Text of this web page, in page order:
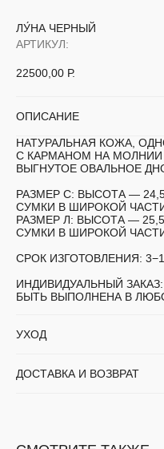
ЛУ́НА ЧЕРНЫЙ
АРТИКУЛ:
22500,00 Р.
ОПИСАНИЕ
НАТУРАЛЬНАЯ КОЖА,
С КАРМАНОМ НА МОЛНИИ
ВЫГНУТОЕ ОВАЛЬНОЕ
РАЗМЕР С: ВЫСОТА —
СУМКИ В ШИРОКОЙ
РАЗМЕР Л: ВЫСОТА —
СУМКИ В ШИРОКОЙ
СРОК ИЗГОТОВЛЕНИЯ:
ИНДИВИДУАЛЬНЫЙ ЗАКАЗ:
БЫТЬ ВЫПОЛНЕНА В
УХОД
ДОСТАВКА И ВОЗВРАТ